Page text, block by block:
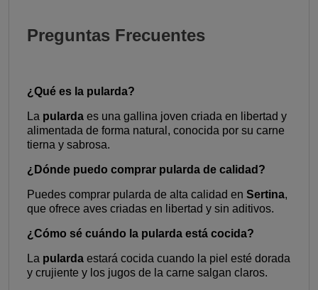
Preguntas Frecuentes
¿Qué es la pularda?
La pularda es una gallina joven criada en libertad y
alimentada de forma natural, conocida por su carne
tierna y sabrosa.
¿Dónde puedo comprar pularda de calidad?
Puedes comprar pularda de alta calidad en Sertina,
que ofrece aves criadas en libertad y sin aditivos.
¿Cómo sé cuándo la pularda está cocida?
La pularda estará cocida cuando la piel esté dorada
y crujiente y los jugos de la carne salgan claros.